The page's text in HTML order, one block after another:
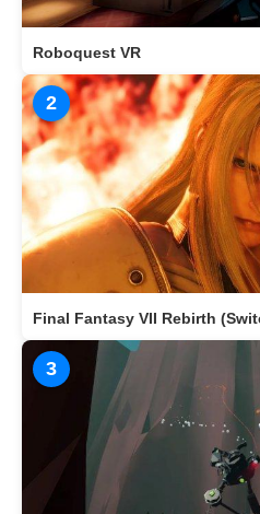
Roboquest VR
2
Final Fantasy VII Rebirth
3